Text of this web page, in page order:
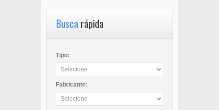
Busca rápida
Tipo:
Fabricante: